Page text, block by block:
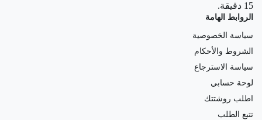
15 دقيقة.
الروابط الهامة
سياسة الخصوصية
الشروط والأحكام
سياسة الاسترجاع
لوحة حسابي
اطلب روشتتك
تتبع الطلب